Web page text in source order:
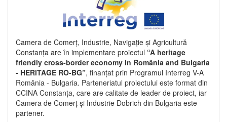
Camera de Comerț, Industrie, Navigație și Agricultură
Constanța are în implementare proiectul “A heritage
friendly cross-border economy in România and Bulgaria
- HERITAGE RO-BG”, finanțat prin Programul Interreg V-A
România - Bulgaria. Parteneriatul proiectului este format din
CCINA Constanța, care are calitate de leader de proiect, iar
Camera de Comerț și Industrie Dobrich din Bulgaria este
partener.